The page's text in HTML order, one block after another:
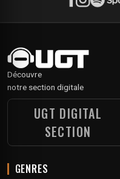
Découvre
notre section digitale
UGT DIGITAL
SECTION
GENRES